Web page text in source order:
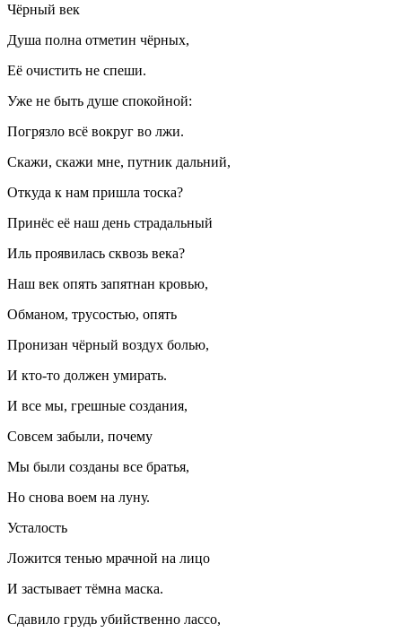
Чёрный век
Душа полна отметин чёрных,
Её очистить не спеши.
Уже не быть душе спокойной:
Погрязло всё вокруг во лжи.
Скажи, скажи мне, путник дальний,
Откуда к нам пришла тоска?
Принёс её наш день страдальный
Иль проявилась сквозь века?
Наш век опять запятнан кровью,
Обманом, трусостью, опять
Пронизан чёрный воздух болью,
И кто-то должен умирать.
И все мы, грешные создания,
Совсем забыли, почему
Мы были созданы все братья,
Но снова воем на луну.
Усталость
Ложится тенью мрачной на лицо
И застывает тёмна маска.
Сдавило грудь убийственно лассо,